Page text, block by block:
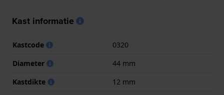
Kast informatie
Kastcode
0320
Diameter
44 mm
Kastdikte
12 mm